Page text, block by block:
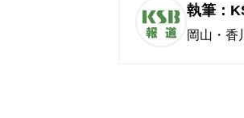
執筆：
岡山・香